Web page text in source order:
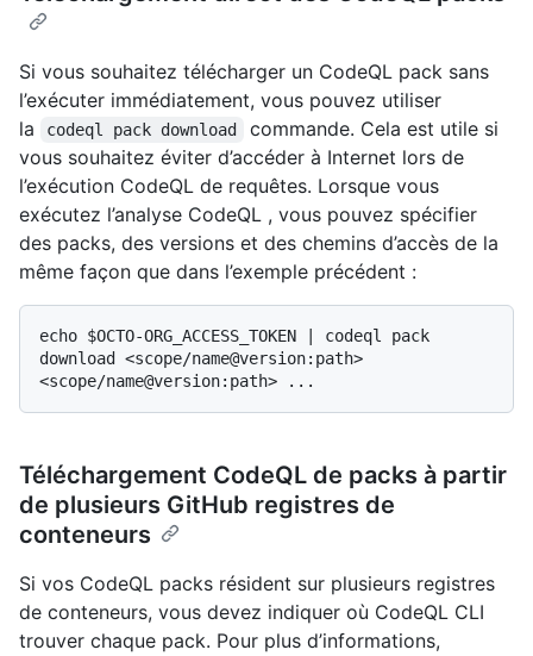
Si vous souhaitez télécharger un CodeQL pack sans
l’exécuter immédiatement, vous pouvez utiliser
la
codeql pack download
commande. Cela est utile si
vous souhaitez éviter d’accéder à Internet lors de
l’exécution CodeQL de requêtes. Lorsque vous
exécutez l’analyse CodeQL , vous pouvez spécifier
des packs, des versions et des chemins d’accès de la
même façon que dans l’exemple précédent :
echo $OCTO-ORG_ACCESS_TOKEN | codeql pack
download <scope/name@version:path>
Téléchargement CodeQL de packs à partir
de plusieurs GitHub registres de
conteneurs
Si vos CodeQL packs résident sur plusieurs registres
de conteneurs, vous devez indiquer où CodeQL CLI
trouver chaque pack. Pour plus d’informations,